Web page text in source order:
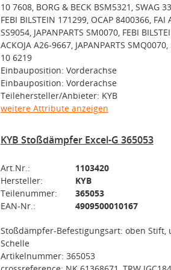
10 7608, BORG & BECK BSM5321, SWAG
FEBI BILSTEIN 171299, OCAP 8400366,
SS9054, JAPANPARTS SM0070, FEBI
ACKOJA A26-9667, JAPANPARTS SMQ0070,
10 6219
Einbauposition: Vorderachse
Einbauposition: Vorderachse
Teilehersteller/Anbieter: KYB
weitere Attribute anzeigen
KYB Stoßdämpfer Excel-G 365053
Art.Nr.:
1103420
Hersteller:
KYB
Teilenummer:
365053
EAN-Nr.:
4909500010167
Stoßdämpfer-Befestigungsart: oben Stift,
Schelle
Artikelnummer: 365053